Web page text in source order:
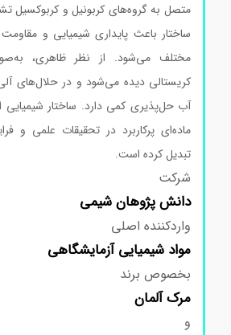
متصل به گروه‌های کربونیل و کربوکسیل
ساختار باعث پایداری شیمیایی و مقاومت
مختلف می‌شود. از نظر ظاهری،
کریستالی دیده می‌شود و در حلال‌های آلی
آب حل‌پذیری کمی دارد. ساختار شیمیایی
ماده‌ای پرکاربرد در تحقیقات علمی و
تبدیل کرده است.
شرکت
دانش پژوهان شیمی
واردکننده اصلی
موادشیمیایی آزمایشگاهی
بخصوص برند
مرکآلمان